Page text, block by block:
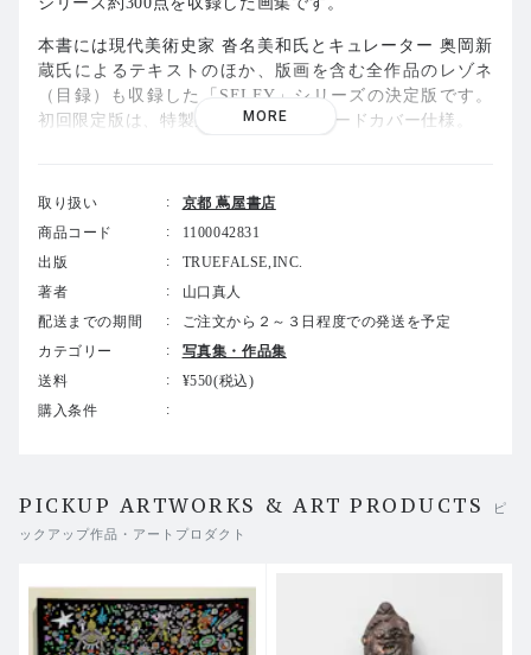
本書には現代美術史家 沓名美和氏とキュレーター 奥岡新
蔵氏によるテキストのほか、版画を含む全作品のレゾネ
（目録）も収録した「SELFY」シリーズの決定版です。
初回限定版は、特製生地を使用したハードカバー仕様。
（※画集より）「現実の向こう側の現実」現代美術史家・
沓名美和
山口真人が描く女性たちは皆、どこかで出会ったことがあ
るような既視感を抱かせる。スマートホンを片手にカメラ
目線で首をかしげる姿や、フィルターを合成して可愛さを
演出する顔のアップ、それらは日々、SNSに大量に流れて
くる見知らぬ誰かの姿を連想させる。示し合わせたように
口にとって時代を映す存在であり、モデルとなる特定の人
つてアンディ・ウォーホルが描いたマリリン・モンローに
世界中の人がインターネット上でつながり、絶え間なくS
NSと接続する現代において、リアルとバーチャルの境界
MORE
取り扱い
京都 蔦屋書店
商品コード
1100042831
出版
TRUEFALSE,INC.
著者
山口真人
配送までの期間
ご注文から２～３日程度での発送を予定
カテゴリー
写真集・作品集
送料
¥550(税込)
購入条件
PICKUP ARTWORKS & ART PRODUCTS
ピ
ックアップ作品・アートプロダクト